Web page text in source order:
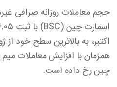
حجم معاملات روزانه صرافی
همزمان با افزایش معاملات
چین رخ داده است.